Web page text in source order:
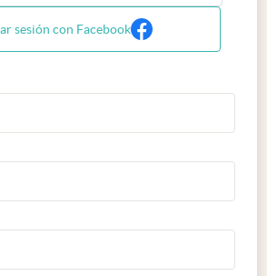
sesión con Facebook